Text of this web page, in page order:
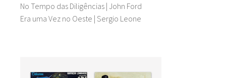
No Tempo das Diligências | John Ford
Era uma Vez no Oeste | Sergio Leone